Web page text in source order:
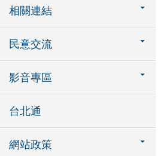
相關連結
民意交流
影音專區
台北通
網站政策